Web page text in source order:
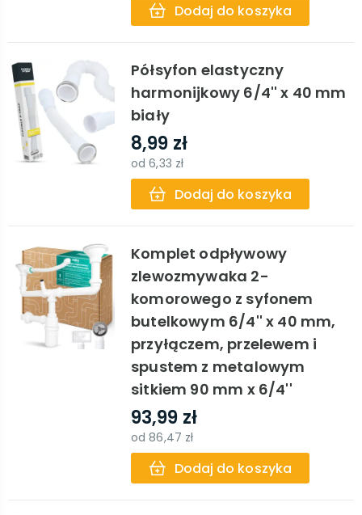
Dodaj do koszyka
Półsyfon elastyczny
harmonijkowy 6/4'' x 40 mm
biały
8,99 zł
od6,33 zł
Dodaj do koszyka
Komplet odpływowy
zlewozmywaka 2-
komorowego z syfonem
butelkowym 6/4'' x 40 mm,
przyłączem, przelewem i
spustem z metalowym
sitkiem 90 mm x 6/4''
93,99 zł
od86,47 zł
Dodaj do koszyka